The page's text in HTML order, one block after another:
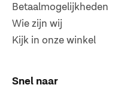
Betaalmogelijkheden
Wie zijn wij
Kijk in onze winkel
Snel naar